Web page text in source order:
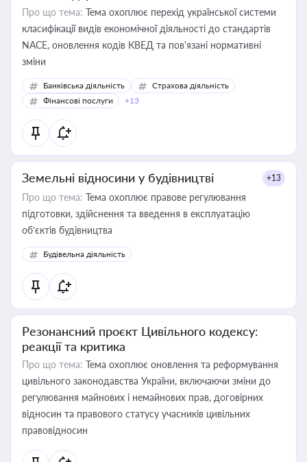
Про що тема: Тема охоплює перехід української системи
класифікації видів економічної діяльності до стандартів
NACE, оновлення кодів КВЕД та пов'язані нормативні
зміни
Банківська діяльність
Страхова діяльність
Фінансові послуги
+13
Земельні відносини у будівництві +13
Про що тема: Тема охоплює правове регулювання
підготовки, здійснення та введення в експлуатацію
об’єктів будівництва
Будівельна діяльність
Резонансний проєкт Цивільного кодексу:
реакції та критика
Про що тема: Тема охоплює оновлення та реформування
цивільного законодавства України, включаючи зміни до
регулювання майнових і немайнових прав, договірних
відносин та правового статусу учасників цивільних
правовідносин